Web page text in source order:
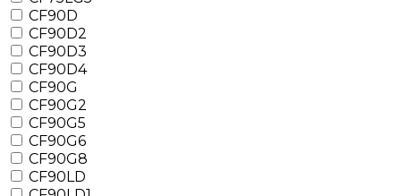
CF90D
CF90D2
CF90D3
CF90D4
CF90G
CF90G2
CF90G5
CF90G6
CF90G8
CF90LD